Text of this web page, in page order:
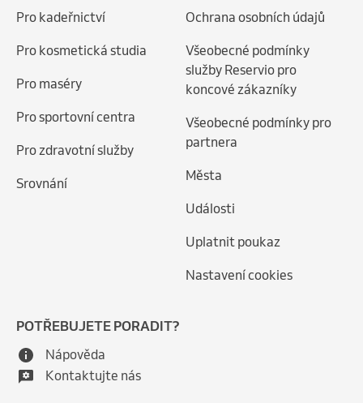
Pro kadeřnictví
Pro kosmetická studia
Pro maséry
Pro sportovní centra
Pro zdravotní služby
Srovnání
Ochrana osobních údajů
Všeobecné podmínky
služby Reservio pro
koncové zákazníky
Všeobecné podmínky pro
partnera
Města
Události
Uplatnit poukaz
Nastavení cookies
POTŘEBUJETE PORADIT?
Nápověda
Kontaktujte nás